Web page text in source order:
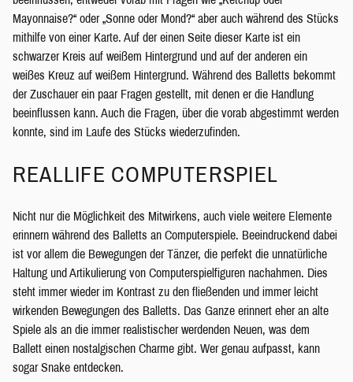
Mayonnaise?“ oder „Sonne oder Mond?“ aber auch während des Stücks
mithilfe von einer Karte. Auf der einen Seite dieser Karte ist ein
schwarzer Kreis auf weißem Hintergrund und auf der anderen ein
weißes Kreuz auf weißem Hintergrund. Während des Balletts bekommt
der Zuschauer ein paar Fragen gestellt, mit denen er die Handlung
beeinflussen kann. Auch die Fragen, über die vorab abgestimmt werden
konnte, sind im Laufe des Stücks wiederzufinden.
REALLIFE COMPUTERSPIEL
Nicht nur die Möglichkeit des Mitwirkens, auch viele weitere Elemente
erinnern während des Balletts an Computerspiele. Beeindruckend dabei
ist vor allem die Bewegungen der Tänzer, die perfekt die unnatürliche
Haltung und Artikulierung von Computerspielfiguren nachahmen. Dies
steht immer wieder im Kontrast zu den fließenden und immer leicht
wirkenden Bewegungen des Balletts. Das Ganze erinnert eher an alte
Spiele als an die immer realistischer werdenden Neuen, was dem
Ballett einen nostalgischen Charme gibt. Wer genau aufpasst, kann
sogar Snake entdecken.